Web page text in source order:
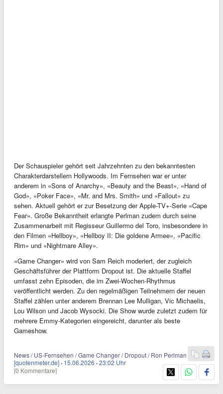
Der Schauspieler gehört seit Jahrzehnten zu den bekanntesten
Charakterdarstellern Hollywoods. Im Fernsehen war er unter
anderem in «Sons of Anarchy», «Beauty and the Beast», «Hand of
God», «Poker Face», «Mr. and Mrs. Smith» und «Fallout» zu
sehen. Aktuell gehört er zur Besetzung der Apple-TV+-Serie «Cape
Fear». Große Bekanntheit erlangte Perlman zudem durch seine
Zusammenarbeit mit Regisseur Guillermo del Toro, insbesondere in
den Filmen «Hellboy», «Hellboy II: Die goldene Armee», «Pacific
Rim» und «Nightmare Alley».
«Game Changer» wird von Sam Reich moderiert, der zugleich
Geschäftsführer der Plattform Dropout ist. Die aktuelle Staffel
umfasst zehn Episoden, die im Zwei-Wochen-Rhythmus
veröffentlicht werden. Zu den regelmäßigen Teilnehmern der neuen
Staffel zählen unter anderem Brennan Lee Mulligan, Vic Michaelis,
Lou Wilson und Jacob Wysocki. Die Show wurde zuletzt zudem für
mehrere Emmy-Kategorien eingereicht, darunter als beste
Gameshow.
News / US-Fernsehen / Game Changer / Dropout / Ron Perlman
[quotenmeter.de] · 15.06.2026 ·23:02 Uhr
[0 Kommentare]